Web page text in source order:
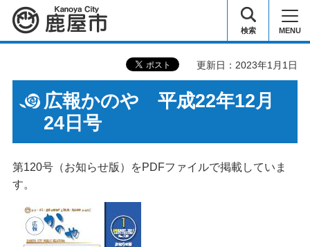
鹿屋市 検索 MENU
更新日：2023年1月1日
広報かのや 平成22年12月
24日号
第120号（お知らせ版）をPDFファイルで掲載していま
す。